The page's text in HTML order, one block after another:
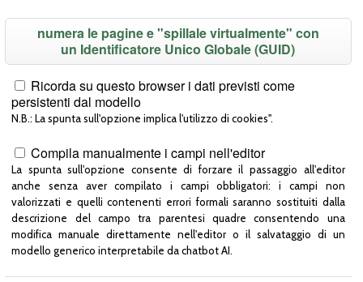
numera le pagine e "spillale virtualmente" con
un Identificatore Unico Globale (GUID)
Ricorda su questo browser i dati previsti come
persistenti dal modello
N.B.: La spunta sull'opzione implica l'utilizzo di cookies".
Compila manualmente i campi nell'editor
La spunta sull'opzione consente di forzare il passaggio all'editor
anche senza aver compilato i campi obbligatori: i campi non
valorizzati e quelli contenenti errori formali saranno sostituiti dalla
descrizione del campo tra parentesi quadre consentendo una
modifica manuale direttamente nell'editor o il salvataggio di un
modello generico interpretabile da chatbot AI.